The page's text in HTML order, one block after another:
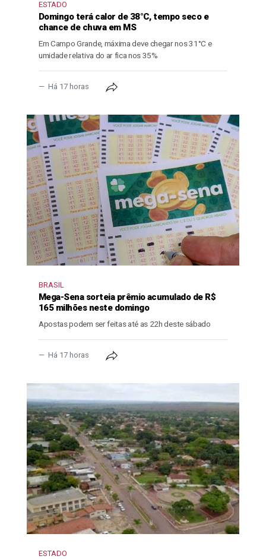
ESTADO
Domingo terá calor de 38°C, tempo seco e
chance de chuva em MS
Em Campo Grande, máxima deve chegar nos 31°C e
umidade relativa do ar fica nos 35%
Há 17 horas
BRASIL
Mega-Sena sorteia prêmio acumulado de R$
165 milhões neste domingo
Apostas podem ser feitas até as 22h deste sábado
Há 17 horas
ESTADO